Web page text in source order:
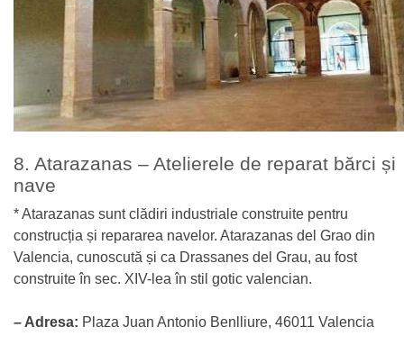
8. Atarazanas – Atelierele de reparat bărci și
nave
* Atarazanas sunt clădiri industriale construite pentru
construcția și repararea navelor. Atarazanas del Grao din
Valencia, cunoscută și ca Drassanes del Grau, au fost
construite în sec. XIV-lea în stil gotic valencian.
– Adresa: Plaza Juan Antonio Benlliure, 46011 Valencia